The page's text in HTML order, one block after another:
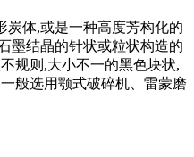
炭体,或是一种高度芳构化的
墨结晶的针状或粒状构造的
规则,大小不一的黑色块状,
般选用颚式破碎机、雷蒙磨